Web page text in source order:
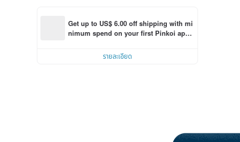
Get up to US$ 6.00 off shipping with mi
nimum spend on your first Pinkoi app
รายละเอียด